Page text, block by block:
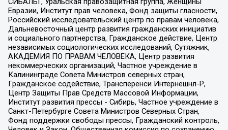
Евразии, Институт прав человека, Фонд защиты гласности,
Российский исследовательский центр по правам человека,
Дальневосточный центр развития гражданских инициатив
и социального партнерства, Гражданское действие, Центр
независимых социологических исследований, Сутяжник,
АКАДЕМИЯ ПО ПРАВАМ ЧЕЛОВЕКА, Центр развития
некоммерческих организаций, Частное учреждение в
Калининграде Совета Министров северных стран,
Гражданское содействие, Трансперенси Интернешнл-Р,
Центр Защиты Прав Средств Массовой Информации,
Институт развития прессы - Сибирь, Частное учреждение в
Санкт-Петербурге Совета Министров Северных Стран,
Фонд поддержки свободы прессы, Гражданский контроль,